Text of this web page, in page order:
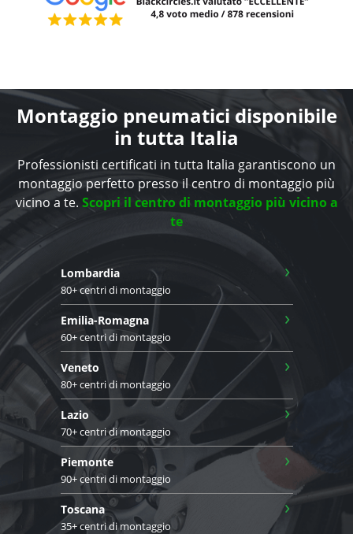
Montaggio pneumatici disponibile
in tutta Italia
Professionisti certificati in tutta Italia garantiscono un
montaggio perfetto presso il centro di montaggio più
vicino a te. Scopri il centro di montaggio più vicino a
te
Lombardia
80+ centri di montaggio
›
Emilia-Romagna
60+ centri di montaggio
›
Veneto
80+ centri di montaggio
›
Lazio
70+ centri di montaggio
›
Piemonte
90+ centri di montaggio
›
Toscana
35+ centri di montaggio
›